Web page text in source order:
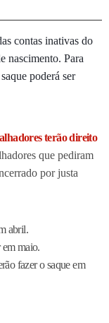
contas inativas do
nascimento. Para
poderá ser
terão direito
que pediram
por justa
abril.
maio.
fazer o saque em